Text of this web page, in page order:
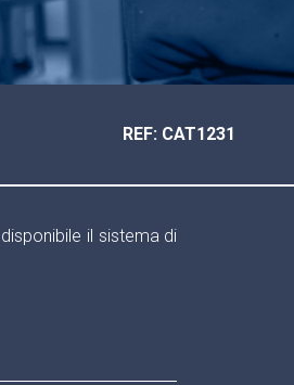
REF: CAT1231
il sistema di